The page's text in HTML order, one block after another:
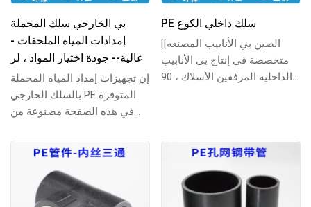
بي الخارجي سلك المحملة
إمدادات المياه الملحقات -
عالية-- جودة اختيار المواد ، لر
إن تجهيزات إمداد المياه المحملة
بالسلك الخارجي PE المتوفرة
في هذه الصفحة مصنوعة من
، وا...
PE سلك داخلي الكوع
متخصصة في إنتاج بي الأنابيب
الداخلية المرفقين الأسلاك ، 90